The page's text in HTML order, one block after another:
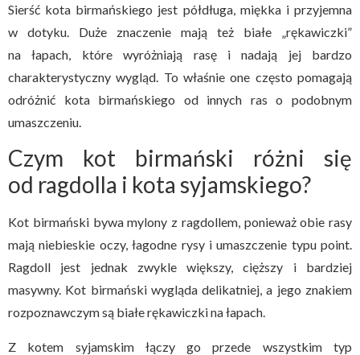
Sierść kota birmańskiego jest półdługa, miękka i przyjemna
w dotyku. Duże znaczenie mają też białe „rękawiczki”
na łapach, które wyróżniają rasę i nadają jej bardzo
charakterystyczny wygląd. To właśnie one często pomagają
odróżnić kota birmańskiego od innych ras o podobnym
umaszczeniu.
Czym kot birmański różni się
od ragdolla i kota syjamskiego?
Kot birmański bywa mylony z ragdollem, ponieważ obie rasy
mają niebieskie oczy, łagodne rysy i umaszczenie typu point.
Ragdoll jest jednak zwykle większy, cięższy i bardziej
masywny. Kot birmański wygląda delikatniej, a jego znakiem
rozpoznawczym są białe rękawiczki na łapach.
Z kotem syjamskim łączy go przede wszystkim typ